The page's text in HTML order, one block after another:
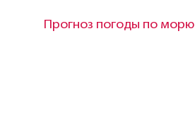
Прогноз погоды по морю